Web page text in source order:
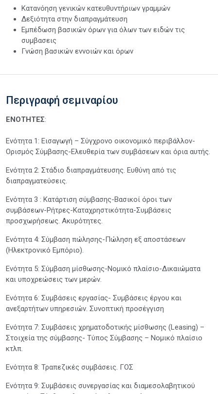
Κατανόηση γενικών κατευθυντήριων γραμμών
Δεξιότητα στην διαπραγμάτευση
Εμπέδωση βασικών όρων για όλων των ειδών τις
συμβασεις
Γνώση βασικών εννοιών και όρων
Περιγραφή σεμιναρίου
ΕΝΟΤΗΤΕΣ:
Ενότητα 1: Εισαγωγή – Σύγχρονο οικονομικό περιβάλλον-
Ορισμός Σύμβασης-Ελευθερία των συμβάσεων και όρια αυτής.
Ενότητα 2: Στάδιο διαπραγμάτευσης. Ευθύνη από τις
διαπραγματεύσεις.
Ενότητα 3 : Κατάρτιση σύμβασης-Βασικοί όροι των
συμβάσεων-Ρήτρες-Καταχρηστικότητα-Συμβάσεις
προσχωρήσεως. Ακυρότητες.
Ενότητα 4: Σύμβαση πώλησης-Πώληση εξ αποστάσεων
(Ηλεκτρονικό Εμπόριο).
Ενότητα 5: Σύμβαση μίσθωσης-Νομικό πλαίσιο-Δικαιώματα
και υποχρεώσεις των μερών.
Ενότητα 6: Συμβάσεις εργασίας- Συμβάσεις έργου και
ανεξαρτήτων υπηρεσιών. Συνοπτική προσέγγιση
Ενότητα 7: Συμβάσεις χρηματοδοτικής μίσθωσης (Leasing) –
Στοιχεία της σύμβασης- Τύπος Σύμβασης – Νομικό πλαίσιο
κτλπ.
Ενότητα 8: Τραπεζικές συμβάσεις. ΓΟΣ
Ενότητα 9: Συμβάσεις συνεργασίας και διαμεσολαβητικού